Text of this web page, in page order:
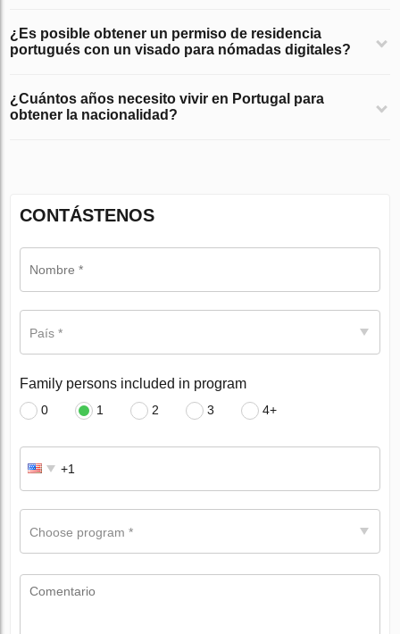
¿Es posible obtener un permiso de residencia
portugués con un visado para nómadas digitales?
¿Cuántos años necesito vivir en Portugal para
obtener la nacionalidad?
CONTÁSTENOS
País *
Family persons included in program
0 1 2 3 4+
Choose program *